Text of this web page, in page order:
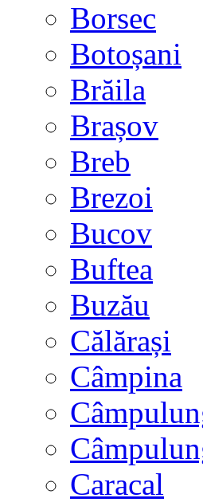
Borsec
Botoșani
Brăila
Brașov
Breb
Brezoi
Bucov
Buftea
Buzău
Călărași
Câmpina
Caracal